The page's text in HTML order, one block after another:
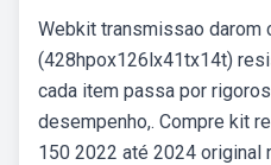
Webkit transmissao darom
(428hpox126lx41tx14t)
cada item passa por
desempenho,. Compre kit
150 2022 até 2024